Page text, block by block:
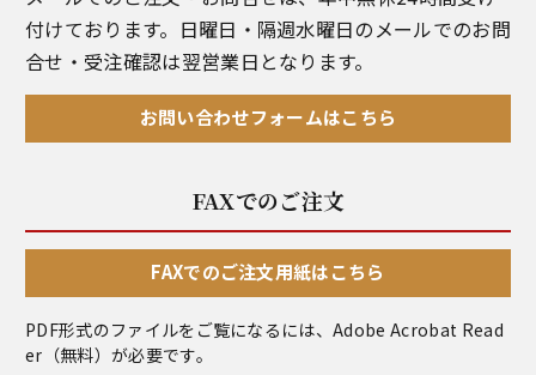
付けております。日曜日・隔週水曜日のメールでのお問
合せ・受注確認は翌営業日となります。
お問い合わせフォームはこちら
FAXでのご注文
FAXでのご注文用紙はこちら
PDF形式のファイルをご覧になるには、Adobe Acrobat Read
er （無料）が必要です。